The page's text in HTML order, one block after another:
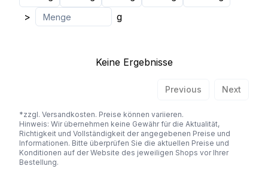
> g
Keine Ergebnisse
Previous Next
*zzgl. Versandkosten. Preise können variieren.
Hinweis: Wir übernehmen keine Gewähr für die Aktualität,
Richtigkeit und Vollständigkeit der angegebenen Preise und
Informationen. Bitte überprüfen Sie die aktuellen Preise und
Konditionen auf der Website des jeweiligen Shops vor Ihrer
Bestellung.